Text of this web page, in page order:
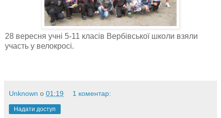
28 вересня учні 5-11 класів Вербівської школи взяли
участь у велокросі.
Unknown о 01:19 1 коментар:
Надати доступ